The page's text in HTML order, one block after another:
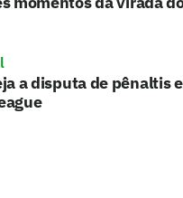
a disputa de pênaltis